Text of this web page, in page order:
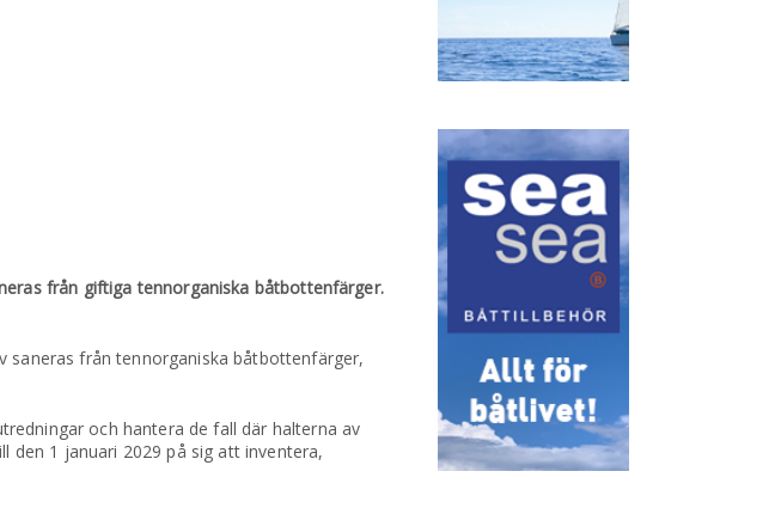
från giftiga tennorganiska båtbottenfärger.
saneras från tennorganiska båtbottenfärger,
och hantera de fall där halterna av
den 1 januari 2029 på sig att inventera,